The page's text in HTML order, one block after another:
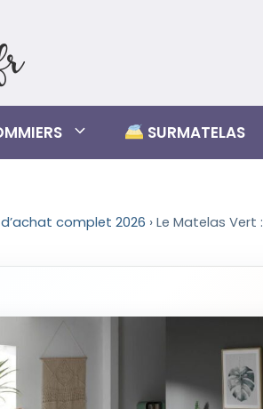
SURMATELAS
complet 2026 › Le Matelas Vert